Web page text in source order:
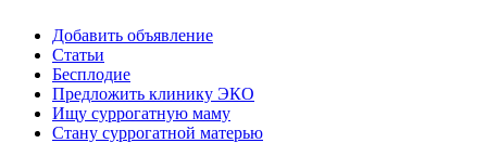
Добавить объявление
Статьи
Бесплодие
Предложить клинику ЭКО
Ищу суррогатную маму
Стану суррогатной матерью